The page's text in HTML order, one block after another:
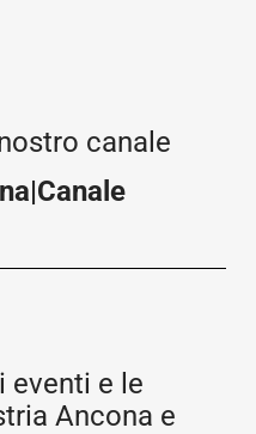
canale
eventi e le
Ancona e